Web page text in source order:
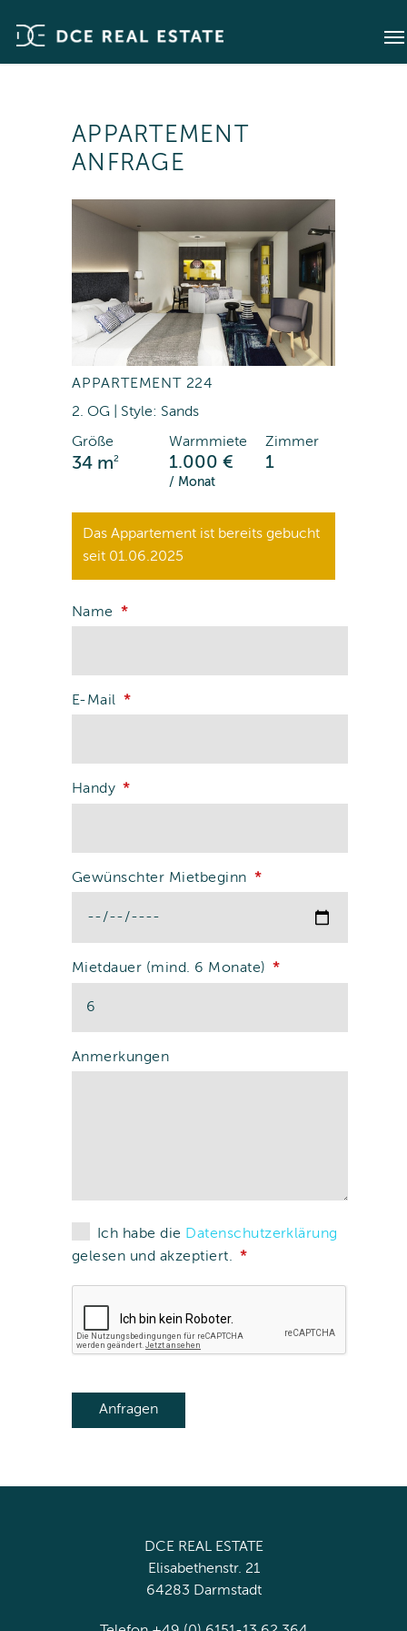
APPARTEMENT
ANFRAGE
APPARTEMENT 224
2. OG | Style: Sands
Größe
34 m2
Warmmiete
1.000 €
/ Monat
Zimmer
1
Das Appartement ist bereits gebucht
seit 01.06.2025
Name
E-Mail
Handy
Gewünschter Mietbeginn
Mietdauer (mind. 6 Monate)
Anmerkungen
Ich habe die Datenschutzerklärung
gelesen und akzeptiert.
DCE REAL ESTATE
Elisabethenstr. 21
64283 Darmstadt